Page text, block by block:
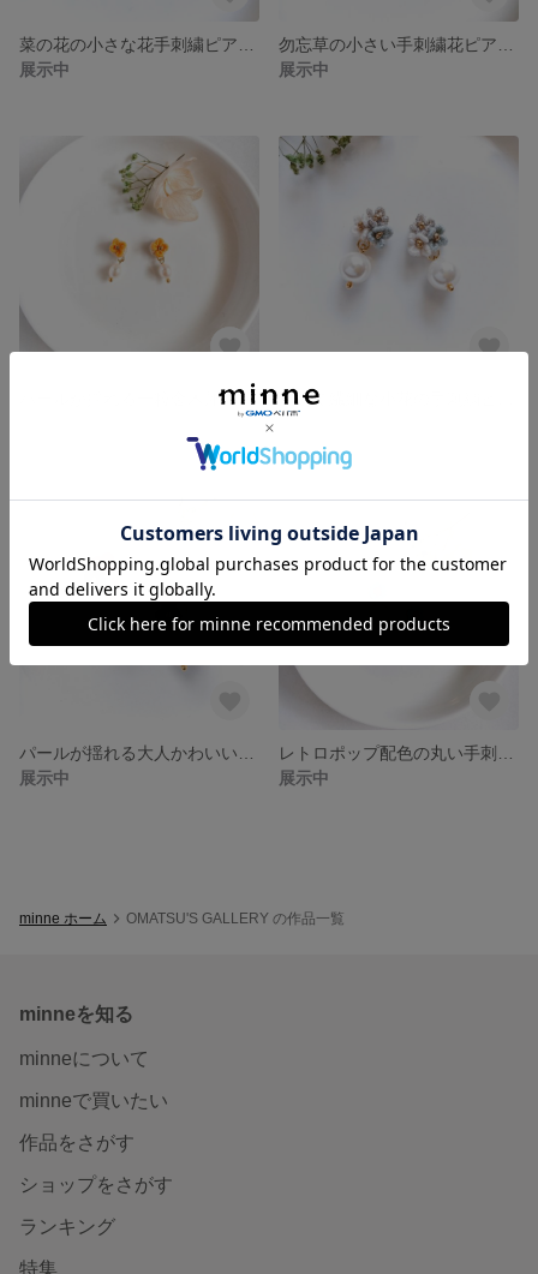
展示中
展示中
パールが揺れる一粒金木犀の小さな手刺繍ピアス/イヤリング パール キンモクセイ 極小
展示中
展示中
minne ホーム OMATSU'S GALLERY の作品一覧
minneを知る
minneについて
minneで買いたい
作品をさがす
ショップをさがす
ランキング
特集